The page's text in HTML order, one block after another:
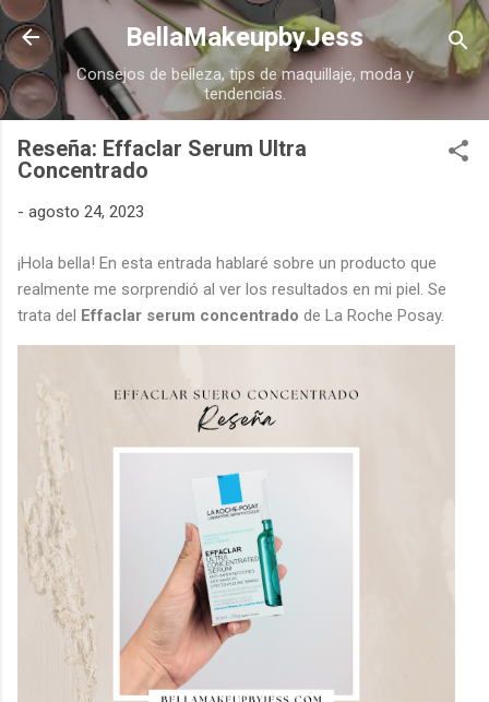
Ir al contenido principal
BellaMakeupbyJess
Consejos de belleza, tips de maquillaje, moda y
tendencias.
Reseña: Effaclar Serum Ultra
Concentrado
- agosto 24, 2023
¡Hola bella! En esta entrada hablaré sobre un producto que
realmente me sorprendió al ver los resultados en mi piel. Se
trata del Effaclar serum concentrado de La Roche Posay.